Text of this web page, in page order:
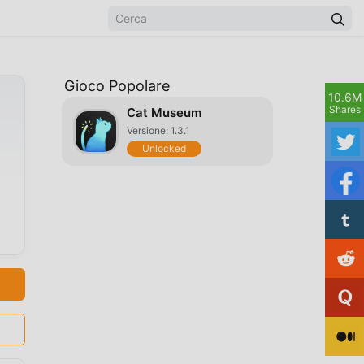
Gioco Popolare
Cat Museum
Versione: 1.3.1
Unlocked
10.6M
Shares